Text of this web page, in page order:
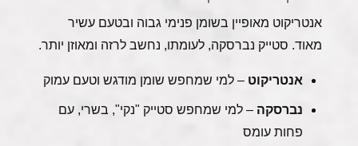
אנטריקוט מאופיין בשומן פנימי גבוה ובטעם עשיר
מאוד. סטייק נברסקה, לעומתו, נחשב לרזה ומאוזן יותר.
אנטריקוט – למי שמחפש שומן מודגש וטעם עמוק
נברסקה – למי שמחפש סטייק "נקי", בשרי, עם
פחות עומס